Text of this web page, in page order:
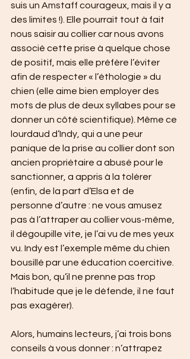
suis un Amstaff courageux, mais il y a
des limites !). Elle pourrait tout à fait
nous saisir au collier car nous avons
associé cette prise à quelque chose
de positif, mais elle préfère l’éviter
afin de respecter « l’éthologie » du
chien (elle aime bien employer des
mots de plus de deux syllabes pour se
donner un côté scientifique). Même ce
lourdaud d’Indy, qui a une peur
panique de la prise au collier dont son
ancien propriétaire a abusé pour le
sanctionner, a appris à la tolérer
(enfin, de la part d’Elsa et de
personne d’autre : ne vous amusez
pas à l’attraper au collier vous-même,
il dégoupille vite, je l’ai vu de mes yeux
vu. Indy est l’exemple même du chien
bousillé par une éducation coercitive.
Mais bon, qu’il ne prenne pas trop
l’habitude que je le défende, il ne faut
pas exagérer).
Alors, humains lecteurs, j’ai trois bons
conseils à vous donner : n’attrapez